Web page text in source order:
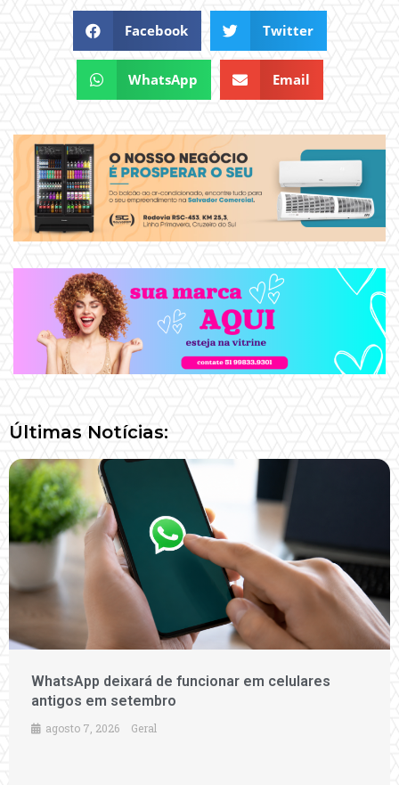
Facebook Twitter
WhatsApp Email
Últimas Notícias:
WhatsApp deixará de funcionar em celulares
antigos em setembro
agosto 7, 2026 Geral